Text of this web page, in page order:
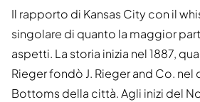
Il rapporto di Kansas City con il
singolare di quanto la maggior
aspetti. La storia inizia nel 1887,
Rieger fondò J. Rieger and Co. nel
Bottoms della città. Agli inizi del